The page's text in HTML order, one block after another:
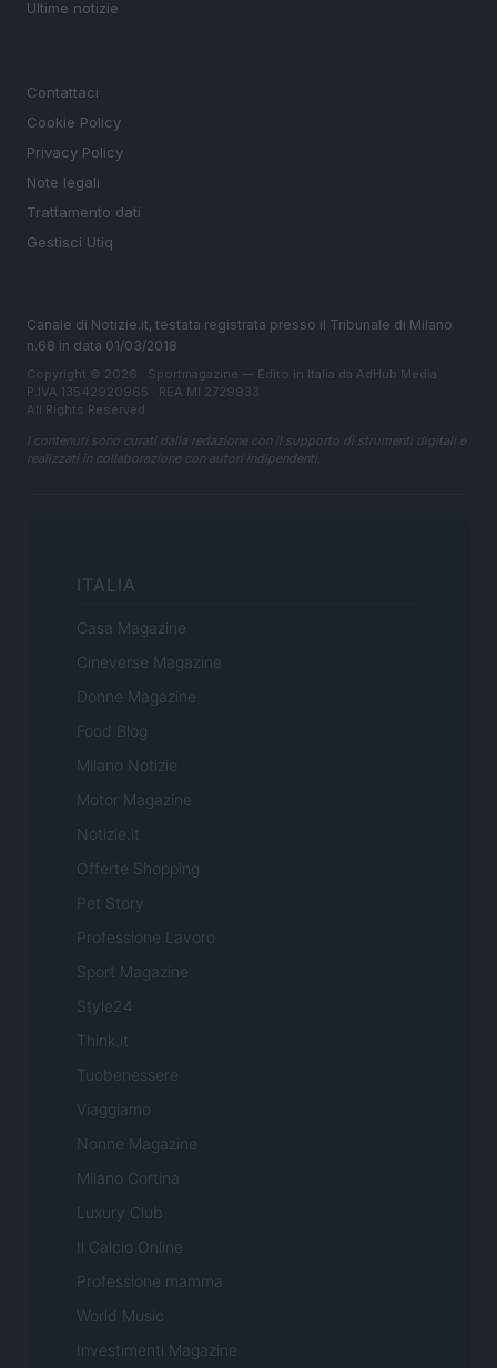
Ultime notizie
Contattaci
Cookie Policy
Privacy Policy
Note legali
Trattamento dati
Gestisci Utiq
Canale di Notizie.it, testata registrata presso il Tribunale di Milano
n.68 in data 01/03/2018
Copyright © 2026 · Sportmagazine — Edito in Italia da AdHub Media
P.IVA 13542920965 · REA MI 2729933
All Rights Reserved
I contenuti sono curati dalla redazione con il supporto di strumenti digitali e
realizzati in collaborazione con autori indipendenti.
ITALIA
Casa Magazine
Cineverse Magazine
Donne Magazine
Food Blog
Milano Notizie
Motor Magazine
Notizie.it
Offerte Shopping
Pet Story
Professione Lavoro
Sport Magazine
Style24
Think.it
Tuobenessere
Viaggiamo
Nonne Magazine
Milano Cortina
Luxury Club
Il Calcio Online
Professione mamma
World Music
Investimenti Magazine